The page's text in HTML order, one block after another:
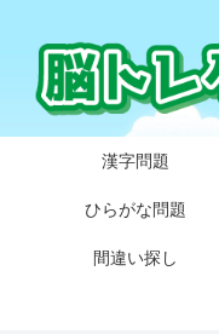
漢字問題
ひらがな問題
間違い探し